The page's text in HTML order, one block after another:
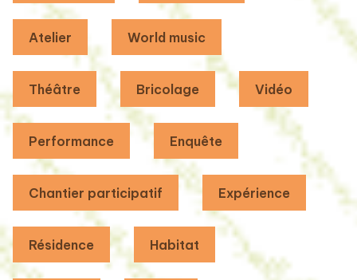
Atelier World music
Théâtre Bricolage Vidéo
Performance Enquête
Chantier participatif Expérience
Résidence Habitat